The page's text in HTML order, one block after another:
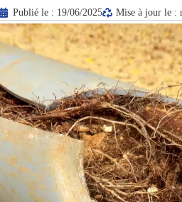
Publié le : 19/06/2025 Mise à jour le :